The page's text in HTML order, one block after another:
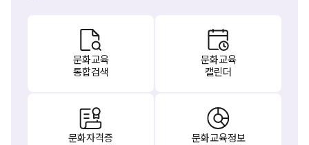
문화교육
통합검색
문화교육
캘린더
문화자격증
문화교육정보